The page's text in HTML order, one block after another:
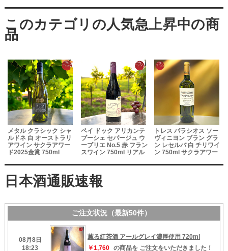
ャ
リ
ー
ペイ ドック アリカンテ
ブーシェ セパージュ ウ
ーブリエ No.5 赤 フラン
スワイン 750ml リアル
安大賞
トレス パラシオス ソー
ヴィニヨン ブラン グラ
ン レセルバ 白 チリワイ
ン 750ml サクラアワー
IIIB（トワベー）・エ
オウモン 白 フランス
イン 750ml